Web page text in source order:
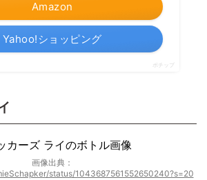
Amazon
Yahoo!ショッピング
ポチップ
画像出典：
status/1043687561552650240?s=20